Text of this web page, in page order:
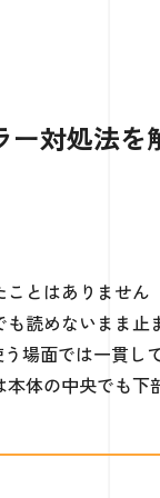
ー対処法を
とはありません
読めないまま止
場面では一貫し
本体の中央でも下